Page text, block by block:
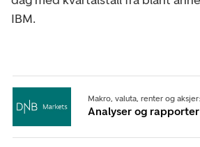
IBM.
Makro, valuta, renter og aksjer:
Analyser og